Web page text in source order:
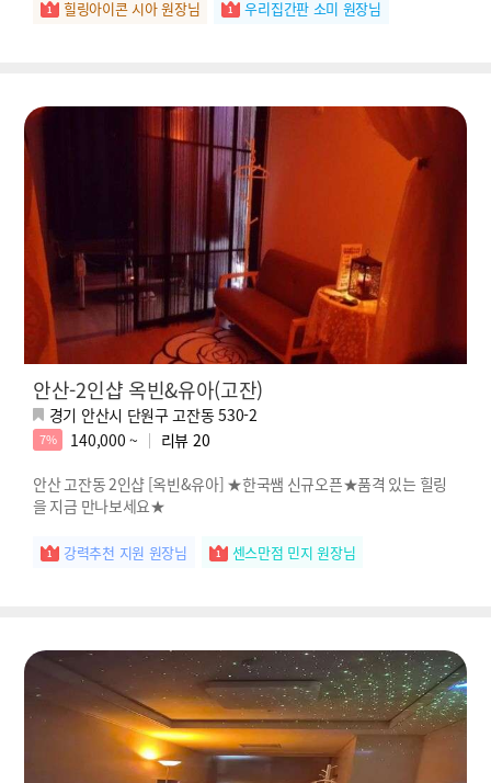
힐링아이콘 시아 원장님 우리집간판 소미 원장님
안산-2인샵 옥빈&유아(고잔)
경기 안산시 단원구 고잔동 530-2
7% 140,000 ~ 리뷰 20
안산 고잔동 2인샵 [옥빈&유아] ★한국쌤 신규오픈★품격 있는 힐링
을 지금 만나보세요★
강력추천 지원 원장님 센스만점 민지 원장님